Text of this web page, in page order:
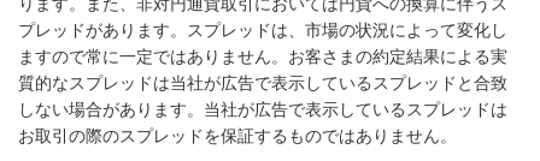
ります。また、非対円通貨取引においては円貨への換算に伴うス
プレッドがあります。スプレッドは、市場の状況によって変化し
ますので常に一定ではありません。お客さまの約定結果による実
質的なスプレッドは当社が広告で表示しているスプレッドと合致
しない場合があります。当社が広告で表示しているスプレッドは
お取引の際のスプレッドを保証するものではありません。